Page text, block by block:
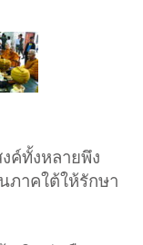
ค์ทั้งหลายพึง
ภาคใต้ให้รักษา